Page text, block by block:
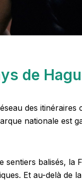
de
des
nationale est
sentiers balisés,
Et au-delà de